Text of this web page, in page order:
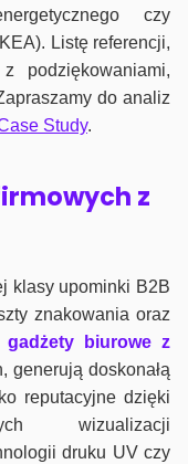
czy
Listę referencji,
podziękowaniami,
do analiz
Study.
z
klasy upominki B2B
znakowania oraz
gadżety biurowe z
generują doskonałą
reputacyjne dzięki
wizualizacji
druku UV czy